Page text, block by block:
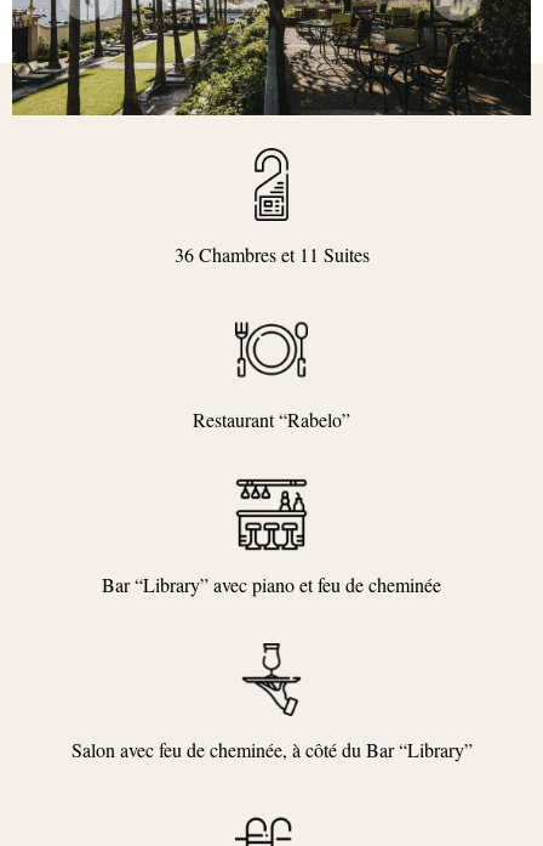
36 Chambres et 11 Suites
Restaurant “Rabelo”
Bar “Library” avec piano et feu de cheminée
Salon avec feu de cheminée, à côté du Bar “Library”